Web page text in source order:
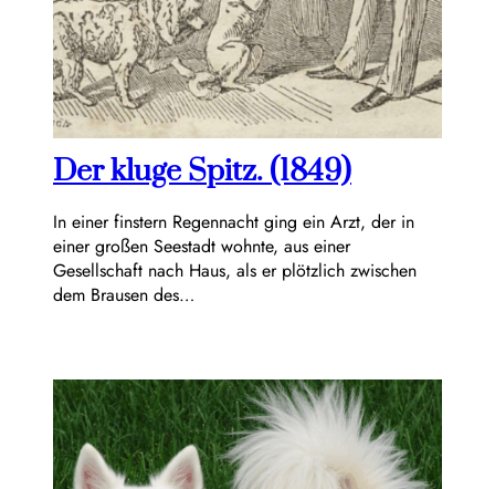
Der kluge Spitz. (1849)
In einer finstern Regennacht ging ein Arzt, der in
einer großen Seestadt wohnte, aus einer
Gesellschaft nach Haus, als er plötzlich zwischen
dem Brausen des…